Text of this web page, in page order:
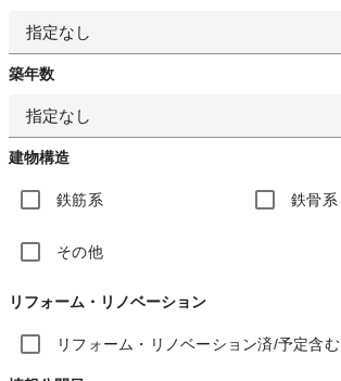
指定なし
築年数
指定なし
建物構造
鉄筋系 鉄骨系
その他
リフォーム・リノベーション
リフォーム・リノベーション済/予定含む